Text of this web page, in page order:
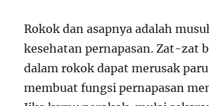
Rokok dan asapnya adalah
kesehatan pernapasan. Zat-zat
dalam rokok dapat merusak
membuat fungsi pernapasan